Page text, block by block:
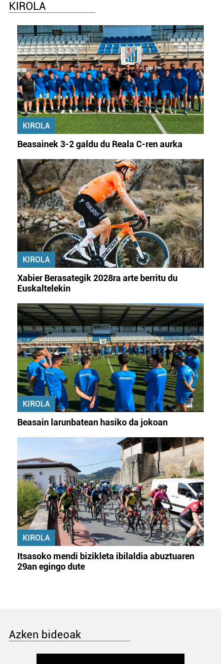
KIROLA
KIROLA
Beasainek 3-2 galdu du Reala C-ren aurka
KIROLA
Xabier Berasategik 2028ra arte berritu du
Euskaltelekin
KIROLA
Beasain larunbatean hasiko da jokoan
KIROLA
Itsasoko mendi bizikleta ibilaldia abuztuaren
29an egingo dute
Azken bideoak